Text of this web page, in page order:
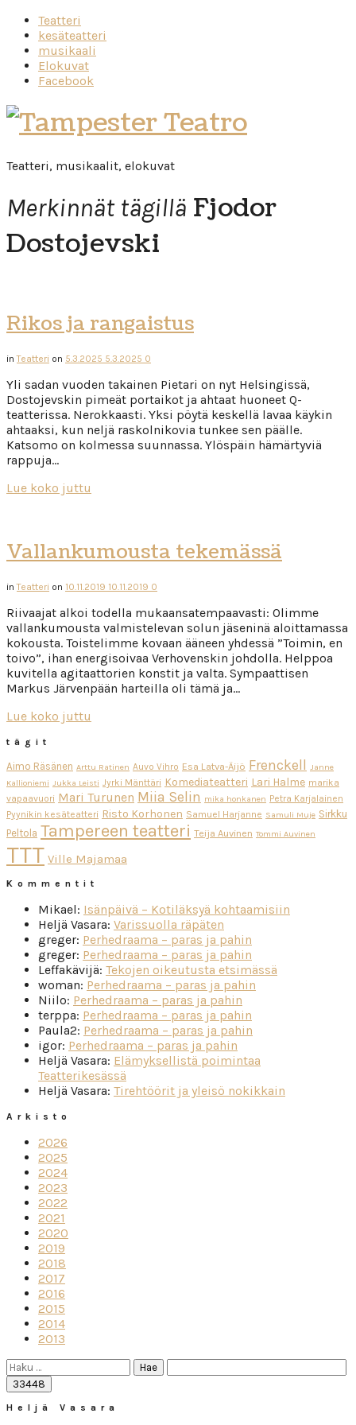
Teatteri
kesäteatteri
musikaali
Elokuvat
Facebook
Tampester
Teatro
Teatteri, musikaalit, elokuvat
Merkinnät tägillä Fjodor
Dostojevski
Rikos ja rangaistus
inTeatteri on 5.3.2025 5.3.2025 0
Yli sadan vuoden takainen Pietari on nyt Helsingissä,
Dostojevskin pimeät portaikot ja ahtaat huoneet Q-
teatterissa. Nerokkaasti. Yksi pöytä keskellä lavaa käykin
ahtaaksi, kun neljä raskolnikovia tunkee sen päälle.
Katsomo on kolmessa suunnassa. Ylöspäin hämärtyviä
rappuja…
Lue koko juttu
Vallankumousta tekemässä
inTeatteri on 10.11.2019 10.11.2019 0
Riivaajat alkoi todella mukaansatempaavasti: Olimme
vallankumousta valmistelevan solun jäseninä aloittamassa
kokousta. Toistelimme kovaan ääneen yhdessä ”Toimin, en
toivo”, ihan energisoivaa Verhovenskin johdolla. Helppoa
kuvitella agitaattorien konstit ja valta. Sympaattisen
Markus Järvenpään harteilla oli tämä ja…
Lue koko juttu
tägit
Aimo Räsänen Arttu Ratinen Auvo Vihro Esa Latva-Äijö Frenckell Janne
Kallioniemi Jukka Leisti Jyrki Mänttäri Komediateatteri Lari Halme marika
vapaavuori Mari Turunen Miia Selin mika honkanen Petra Karjalainen
Pyynikin kesäteatteri Risto Korhonen Samuel Harjanne Samuli Muje Sirkku
Peltola Tampereen teatteri Teija Auvinen Tommi Auvinen
TTT Ville Majamaa
Kommentit
Mikael: Isänpäivä – Kotiläksyä kohtaamisiin
Heljä Vasara: Varissuolla räpäten
greger: Perhedraama – paras ja pahin
greger: Perhedraama – paras ja pahin
Leffakävijä: Tekojen oikeutusta etsimässä
woman: Perhedraama – paras ja pahin
Niilo: Perhedraama – paras ja pahin
terppa: Perhedraama – paras ja pahin
Paula2: Perhedraama – paras ja pahin
igor: Perhedraama – paras ja pahin
Heljä Vasara: Elämyksellistä poimintaa
Teatterikesässä
Heljä Vasara: Tirehtöörit ja yleisö nokikkain
Arkisto
2026
2025
2024
2023
2022
2021
2020
2019
2018
2017
2016
2015
2014
2013
Haku:
Heljä Vasara